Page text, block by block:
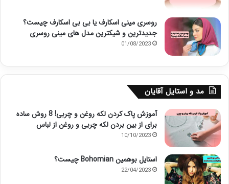
روسری مینی اسکارف یا بی بی اسکارف چیست؟
جدیدترین و شیکترین مدل های مینی روسری
01/08/2023
مد و استایل آقایان
آموزش پاک کردن لکه روغن و چربی! 8 روش ساده
برای از بین بردن لکه چربی و روغن از لباس
10/10/2023
استایل بوهمین Bohomian چیست؟
22/04/2023